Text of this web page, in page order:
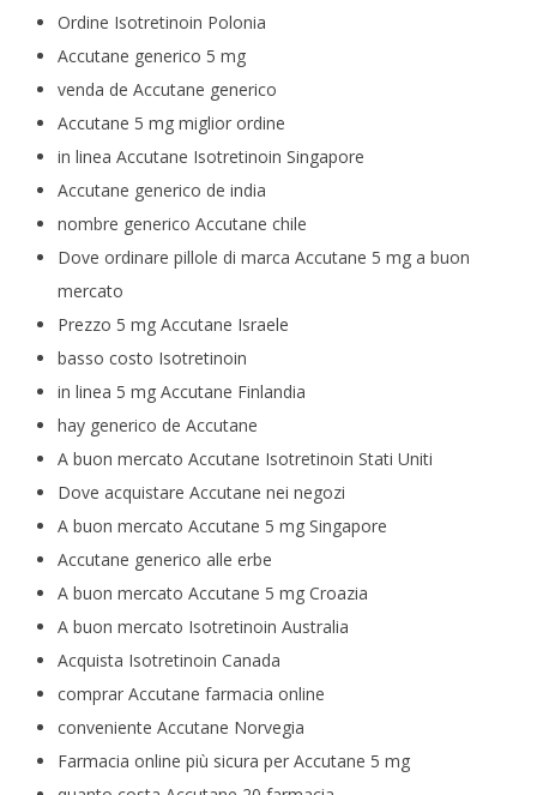
Ordine Isotretinoin Polonia
Accutane generico 5 mg
venda de Accutane generico
Accutane 5 mg miglior ordine
in linea Accutane Isotretinoin Singapore
Accutane generico de india
nombre generico Accutane chile
Dove ordinare pillole di marca Accutane 5 mg a buon
mercato
Prezzo 5 mg Accutane Israele
basso costo Isotretinoin
in linea 5 mg Accutane Finlandia
hay generico de Accutane
A buon mercato Accutane Isotretinoin Stati Uniti
Dove acquistare Accutane nei negozi
A buon mercato Accutane 5 mg Singapore
Accutane generico alle erbe
A buon mercato Accutane 5 mg Croazia
A buon mercato Isotretinoin Australia
Acquista Isotretinoin Canada
comprar Accutane farmacia online
conveniente Accutane Norvegia
Farmacia online più sicura per Accutane 5 mg